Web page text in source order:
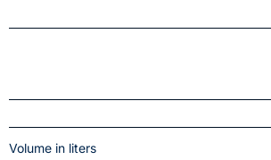
Volume in liters